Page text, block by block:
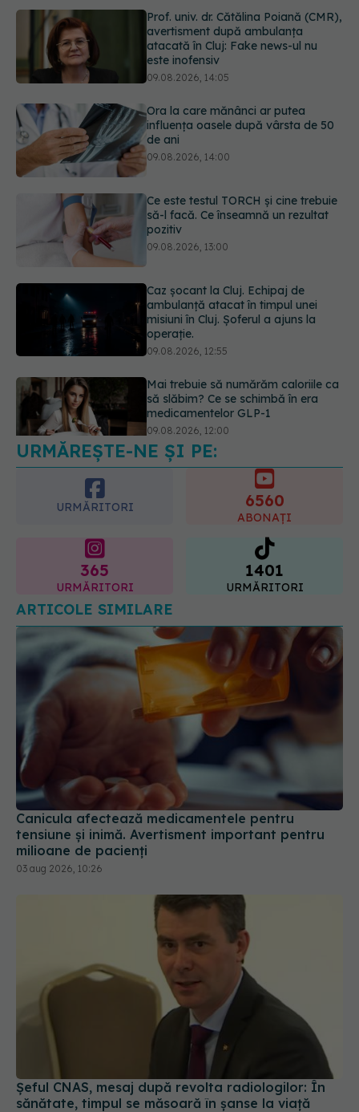
Ora la care mănânci ar putea
influența oasele după vârsta de 50
de ani
09.08.2026, 14:00
Ce este testul TORCH și cine trebuie
să-l facă. Ce înseamnă un rezultat
pozitiv
09.08.2026, 13:00
Caz șocant la Cluj. Echipaj de
ambulanță atacat în timpul unei
misiuni în Cluj. Șoferul a ajuns la
operație.
Mai trebuie să numărăm caloriile ca
să slăbim? Ce se schimbă în era
medicamentelor GLP-1
09.08.2026, 12:00
Prof. univ. dr. Cătălina Poiană (CMR),
avertisment după ambulanța
atacată în Cluj: Fake news-ul nu
este inofensiv
09.08.2026, 14:05
URMĂREȘTE-NE ȘI PE:
URMĂRITORI
365 1401
URMĂRITORI
ARTICOLE SIMILARE
Canicula afectează medicamentele pentru
tensiune și inimă. Avertisment important pentru
milioane de pacienți
03 aug 2026, 10:26
Șeful CNAS, mesaj după revolta radiologilor: În
sănătate, timpul se măsoară în șanse la viață